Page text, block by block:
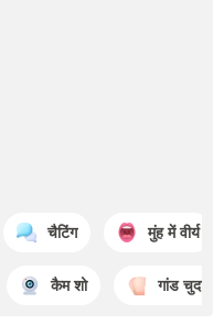
चैटिंग मुंह में वीर्य
कैम शो गांड चुदाई